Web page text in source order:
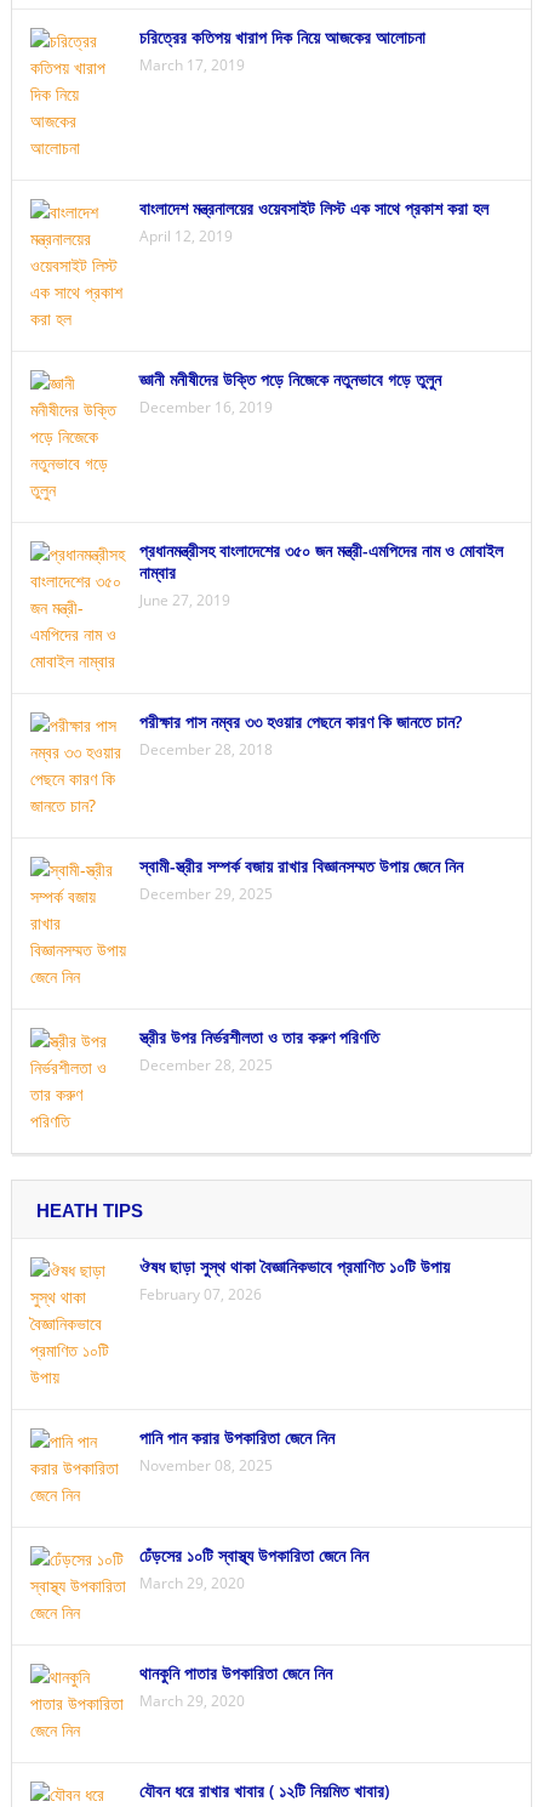
চরিত্রের কতিপয় খারাপ দিক নিয়ে আজকের আলোচনা
March 17, 2019
বাংলাদেশ মন্ত্রনালয়ের ওয়েবসাইট লিস্ট এক সাথে প্রকাশ করা হল
April 12, 2019
জ্ঞানী মনীষীদের উক্তি পড়ে নিজেকে নতুনভাবে গড়ে তুলুন
December 16, 2019
প্রধানমন্ত্রীসহ বাংলাদেশের ৩৫০ জন মন্ত্রী-এমপিদের নাম ও মোবাইল
নাম্বার
June 27, 2019
পরীক্ষার পাস নম্বর ৩৩ হওয়ার পেছনে কারণ কি জানতে চান?
December 28, 2018
স্বামী-স্ত্রীর সম্পর্ক বজায় রাখার বিজ্ঞানসম্মত উপায় জেনে নিন
December 29, 2025
স্ত্রীর উপর নির্ভরশীলতা ও তার করুণ পরিণতি
December 28, 2025
HEATH TIPS
ঔষধ ছাড়া সুস্থ থাকা বৈজ্ঞানিকভাবে প্রমাণিত ১০টি উপায়
February 07, 2026
পানি পান করার উপকারিতা জেনে নিন
November 08, 2025
ঢেঁড়সের ১০টি স্বাস্থ্য উপকারিতা জেনে নিন
March 29, 2020
থানকুনি পাতার উপকারিতা জেনে নিন
March 29, 2020
যৌবন ধরে রাখার খাবার ( ১২টি নিয়মিত খাবার)